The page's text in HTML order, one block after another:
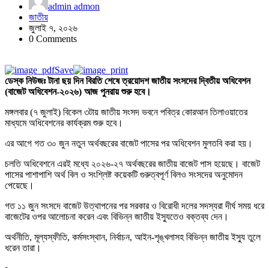
admin admon
জাতীয়
জুলাই ৭, ২০২৬
0 Comments
Save
ডেস্ক নিউজঃ টানা ছয় দিন বিরতি শেষে ত্রয়োদশ জাতীয় সংসদের দ্বিতীয় অধিবেশন
(বাজেট অধিবেশন-২০২৬) আজ পুনরায় শুরু হবে।
মঙ্গলবার (৭ জুলাই) বিকেল ৩টায় জাতীয় সংসদ ভবনে পবিত্র কোরআন তিলাওয়াতের
মাধ্যমে অধিবেশনের কার্যক্রম শুরু হবে।
এর আগে গত ৩০ জুন নতুন অর্থবছরের বাজেট পাসের পর অধিবেশন মুলতবি করা হয়।
চলতি অধিবেশনে এরই মধ্যে ২০২৬-২৭ অর্থবছরের জাতীয় বাজেট পাস হয়েছে। বাজেট
পাসের পাশাপাশি অর্থ বিল ও সংশ্লিষ্ট কয়েকটি গুরুত্বপূর্ণ বিলও সংসদের অনুমোদন
পেয়েছে।
গত ১১ জুন সংসদে বাজেট উত্থাপনের পর সরকার ও বিরোধী দলের সদস্যরা দীর্ঘ সময় ধরে
বাজেটের ওপর আলোচনা করেন এবং বিভিন্ন জাতীয় ইস্যুতেও বক্তব্য দেন।
অর্থনীতি, মূল্যস্ফীতি, কর্মসংস্থান, নির্বাচন, আইন-শৃঙ্খলাসহ বিভিন্ন জাতীয় ইস্যু তুলে
ধরেন তারা।